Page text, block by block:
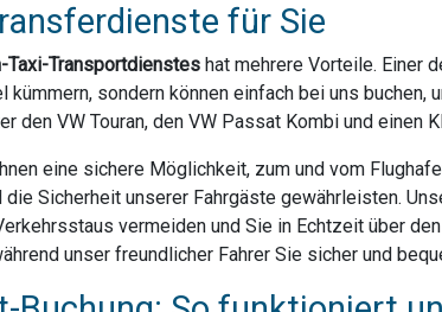
für Sie
Taxi-Transportdienstes hat mehrere Vorteile. Einer
sondern können einfach bei uns buchen,
den VW Touran, den VW Passat Kombi und
eine sichere Möglichkeit, zum und vom
Sicherheit unserer Fahrgäste gewährleisten.
vermeiden und Sie in Echtzeit über
unser freundlicher Fahrer Sie sicher und